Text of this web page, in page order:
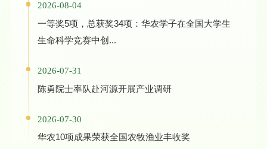
2026-08-04
一等奖5项，总获奖34项：华农学子在全国大学生
生命科学竞赛中创...
2026-07-31
陈勇院士率队赴河源开展产业调研
2026-07-30
华农10项成果荣获全国农牧渔业丰收奖